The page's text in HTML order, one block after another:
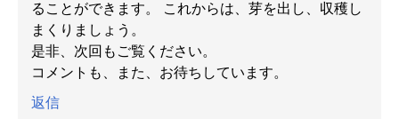
ることができます。 これからは、芽を出し、収穫し
まくりましょう。
是非、次回もご覧ください。
コメントも、また、お待ちしています。
返信